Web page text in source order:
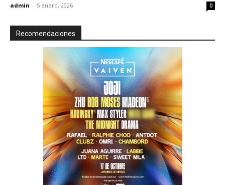
admin - 5 enero, 2026 0
Recomendaciones